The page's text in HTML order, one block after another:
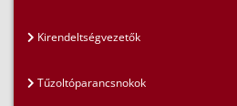
Kirendeltségvezetők
Tűzoltóparancsnokok